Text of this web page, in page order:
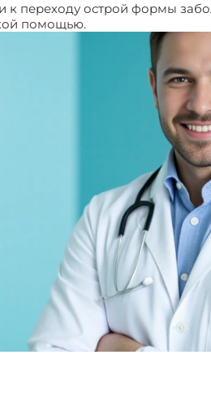
к переходу острой формы
помощью.